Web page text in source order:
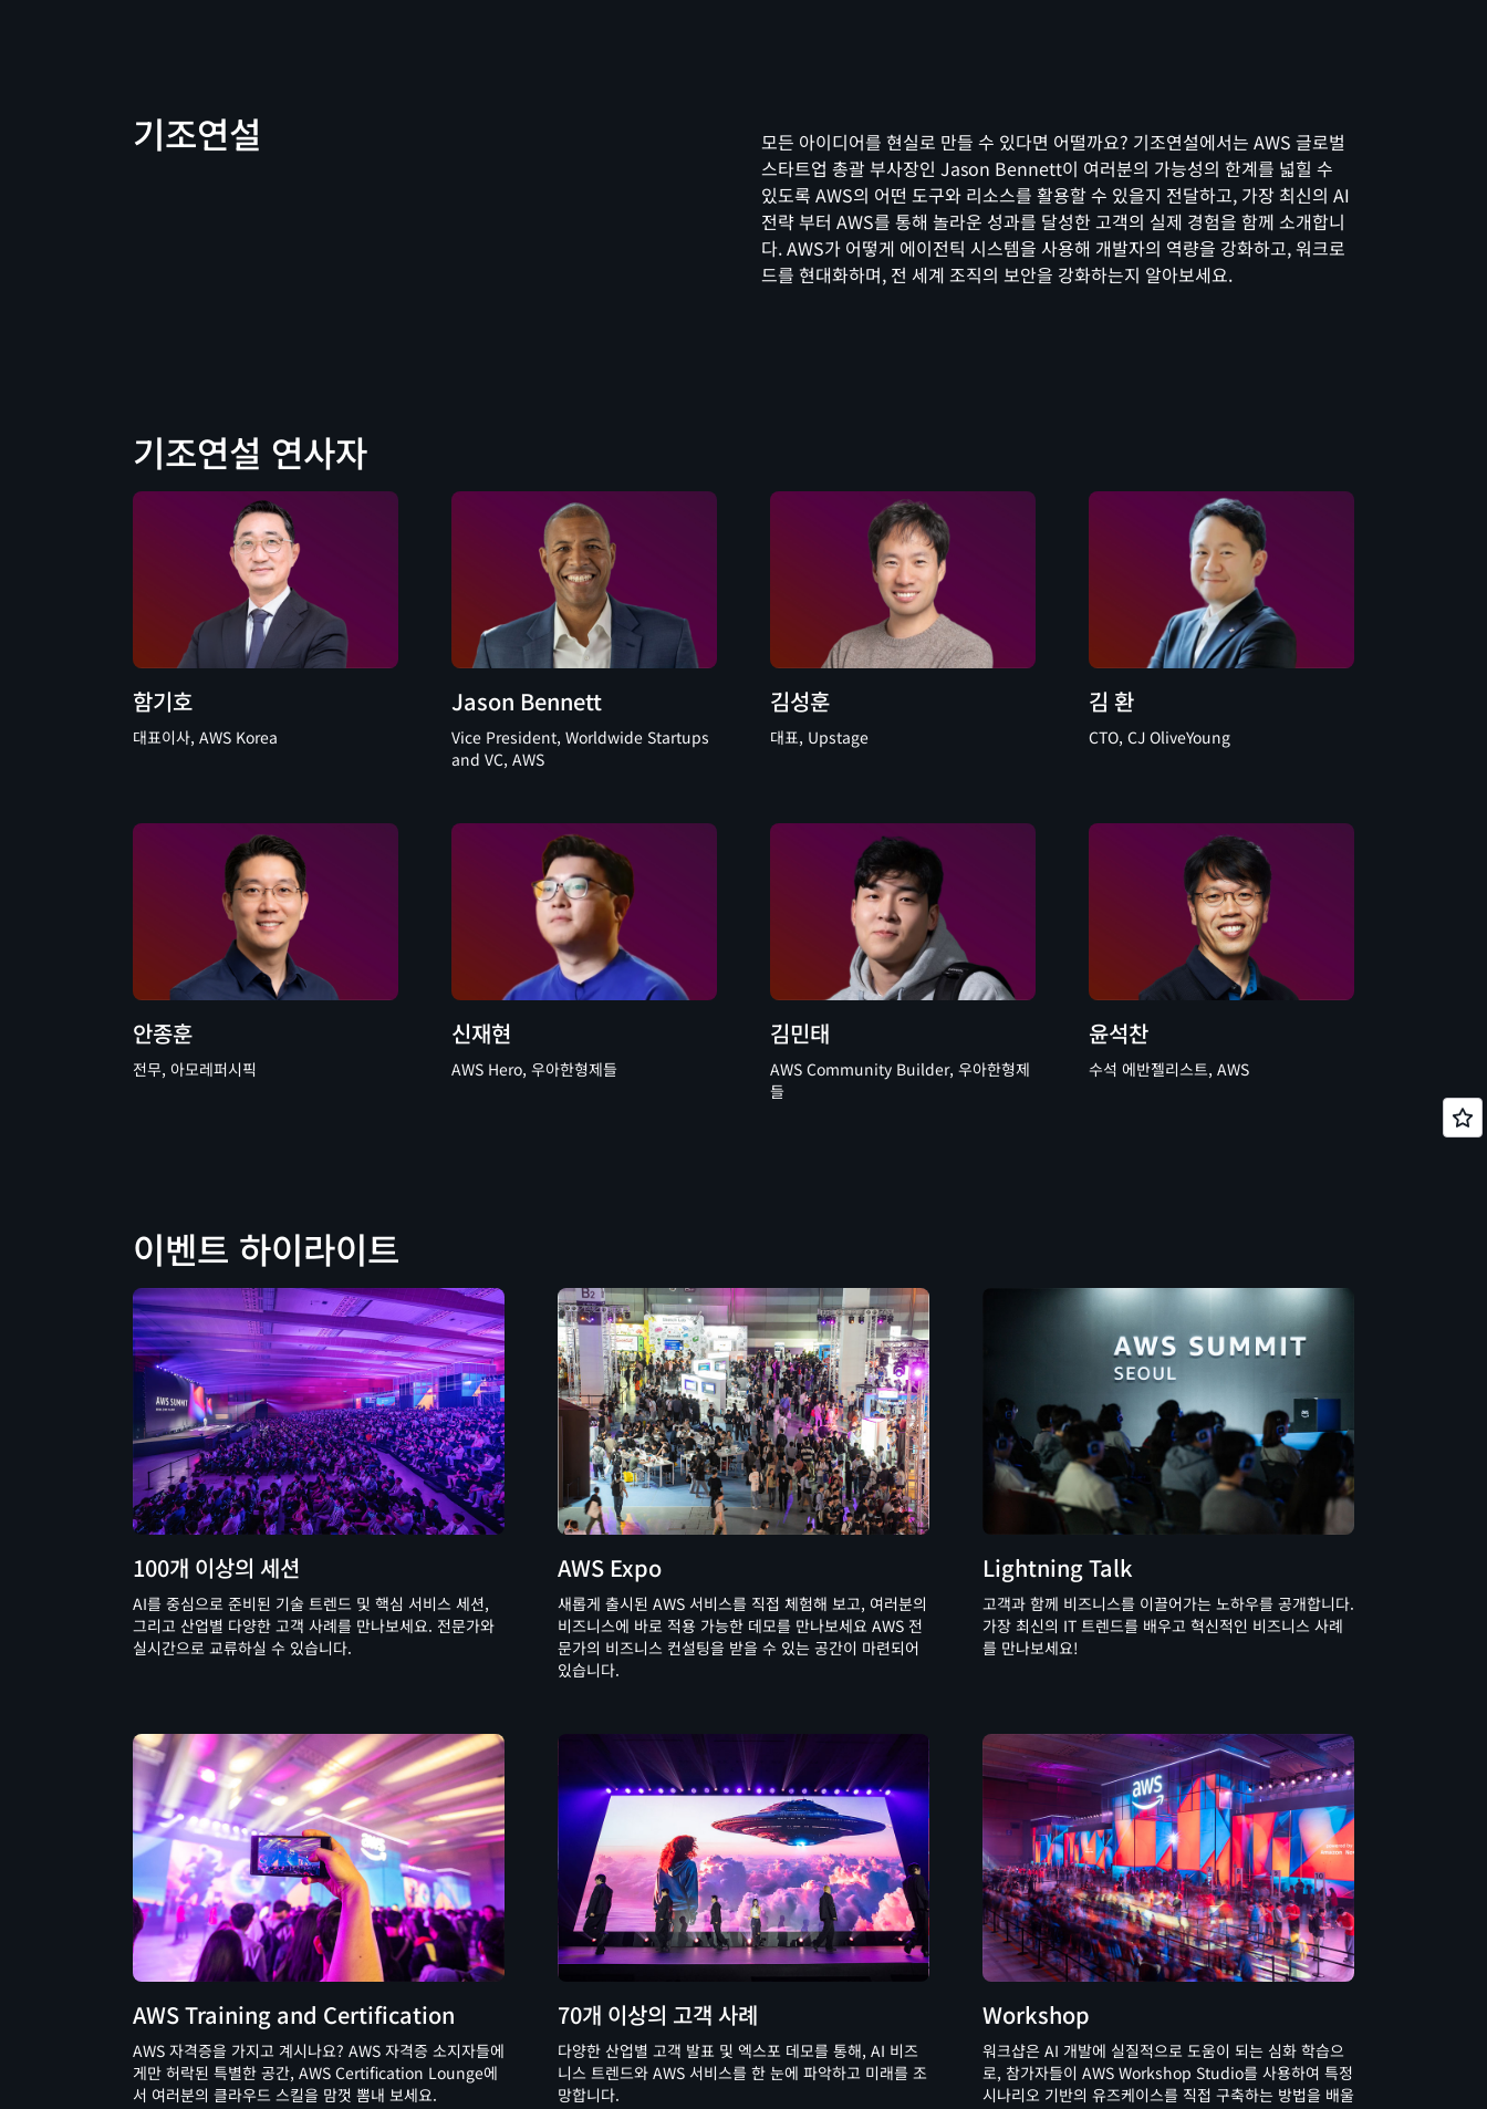
기조연설
모든 아이디어를 현실로 만들 수 있다면 어떨까요? 기조연설에서는 AWS 글로벌
스타트업 총괄 부사장인 Jason Bennett이 여러분의 가능성의 한계를 넓힐 수
있도록 AWS의 어떤 도구와 리소스를 활용할 수 있을지 전달하고, 가장 최신의 AI
전략 부터 AWS를 통해 놀라운 성과를 달성한 고객의 실제 경험을 함께 소개합니
다. AWS가 어떻게 에이전틱 시스템을 사용해 개발자의 역량을 강화하고, 워크로
드를 현대화하며, 전 세계 조직의 보안을 강화하는지 알아보세요.
기조연설 연사자
함기호
대표이사, AWS Korea
Jason Bennett
Vice President, Worldwide Startups
and VC, AWS
김성훈
대표, Upstage
김 환
CTO, CJ OliveYoung
안종훈
전무, 아모레퍼시픽
신재현
AWS Hero, 우아한형제들
김민태
AWS Community Builder, 우아한형제
들
윤석찬
수석 에반젤리스트, AWS
이벤트 하이라이트
100개 이상의 세션
AI를 중심으로 준비된 기술 트렌드 및 핵심 서비스 세션,
그리고 산업별 다양한 고객 사례를 만나보세요. 전문가와
실시간으로 교류하실 수 있습니다.
AWS Expo
새롭게 출시된 AWS 서비스를 직접 체험해 보고, 여러분의
비즈니스에 바로 적용 가능한 데모를 만나보세요 AWS 전
문가의 비즈니스 컨설팅을 받을 수 있는 공간이 마련되어
있습니다.
Lightning Talk
고객과 함께 비즈니스를 이끌어가는 노하우를 공개합니다.
가장 최신의 IT 트렌드를 배우고 혁신적인 비즈니스 사례
를 만나보세요!
AWS Training and Certification
AWS 자격증을 가지고 계시나요? AWS 자격증 소지자들에
게만 허락된 특별한 공간, AWS Certification Lounge에
서 여러분의 클라우드 스킬을 맘껏 뽐내 보세요.
70개 이상의 고객 사례
다양한 산업별 고객 발표 및 엑스포 데모를 통해, AI 비즈
니스 트렌드와 AWS 서비스를 한 눈에 파악하고 미래를 조
망합니다.
Workshop
워크샵은 AI 개발에 실질적으로 도움이 되는 심화 학습으
로, 참가자들이 AWS Workshop Studio를 사용하여 특정
시나리오 기반의 유즈케이스를 직접 구축하는 방법을 배울